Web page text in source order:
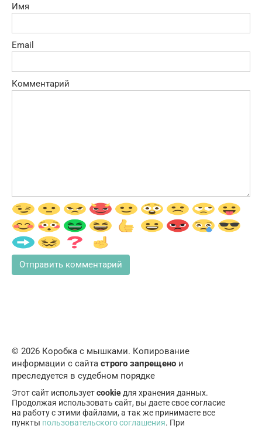
Имя
Email
Комментарий
© 2026 Коробка с мышками. Копирование
информации с сайта строго запрещено и
преследуется в судебном порядке
Этот сайт используетcookieдля хранения данных.
Продолжая использовать сайт, вы даете свое согласие
на работу с этими файлами, а так же принимаете все
пункты пользовательского соглашения. При